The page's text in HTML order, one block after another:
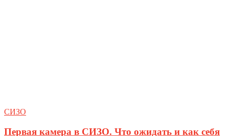
СИЗО
Первая камера в СИЗО. Что ожидать и как себя